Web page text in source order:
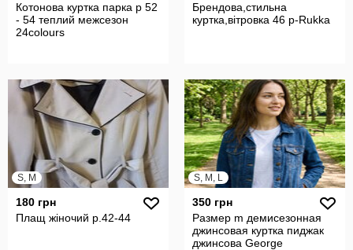
Котонова куртка парка р 52
- 54 теплий межсезон
24colours
Брендова,стильна
куртка,вітровка 46 р-Rukka
S, M
180 грн
Плащ жіночий р.42-44
S, M, L
350 грн
Размер m демисезонная
джинсовая куртка пиджак
джинсова George